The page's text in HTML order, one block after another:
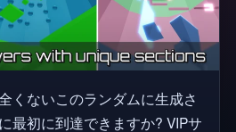
くないこのランダムに生成さ
初に到達できますか? VIPサ